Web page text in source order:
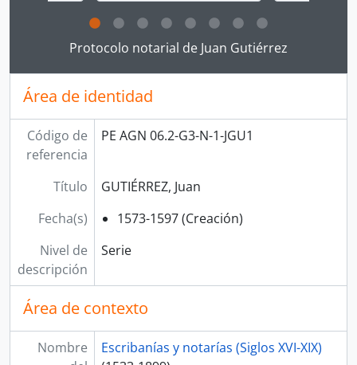
[Serie] MOSCOSO, Ambrosio de
[Serie] NÚÑEZ DE LA VEGA, Sebastián
[Serie] PÉREZ, Esteban
[Serie] PÉREZ, Esteban, GONZÁLES, Diego, GONZÁLES CONTRERAS, Pedro
[Serie] QUIÑONES, Bartolomé de
[Sección] SIGLO XVII
[Sección] SIGLO XIX
[Agrupación documental] COLECCIONES
Clicking this description title link will open the
Protocolo notarial de Juan Gutiérrez
Área de identidad
Código de
referencia
PE AGN 06.2-G3-N-1-JGU1
Título
GUTIÉRREZ, Juan
Fecha(s)
1573-1597 (Creación)
Nivel de
descripción
Serie
Área de contexto
Nombre
Escribanías y notarías (Siglos XVI-XIX)